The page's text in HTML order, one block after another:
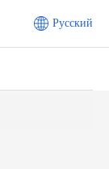
Pусский